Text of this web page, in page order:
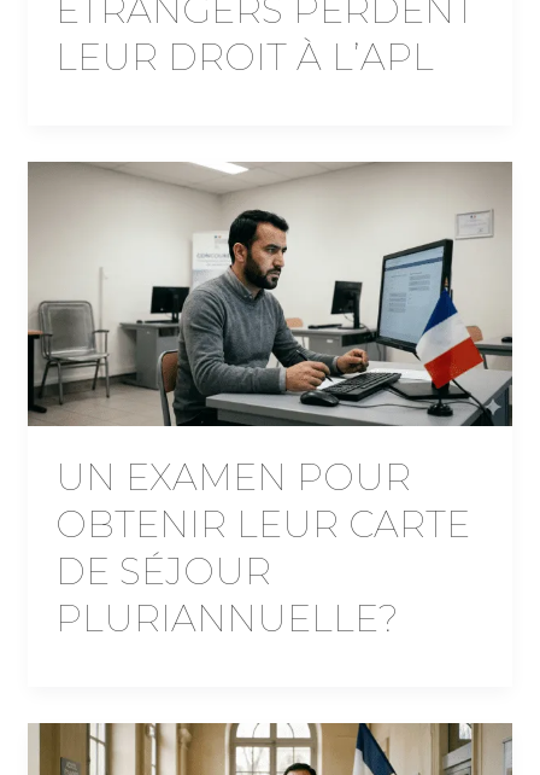
ÉTRANGERS PERDENT
LEUR DROIT À L’APL
UN EXAMEN POUR
OBTENIR LEUR CARTE
DE SÉJOUR
PLURIANNUELLE?